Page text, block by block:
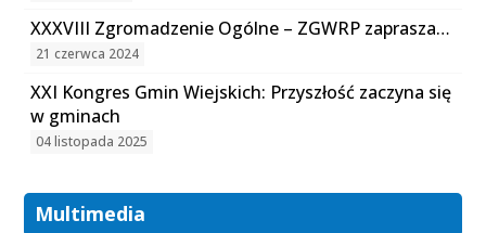
XXXVIII Zgromadzenie Ogólne – ZGWRP zaprasza…
21 czerwca 2024
XXI Kongres Gmin Wiejskich: Przyszłość zaczyna się
w gminach
04 listopada 2025
Multimedia